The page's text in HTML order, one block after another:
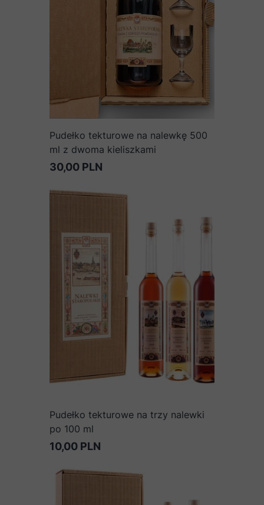
Pudełko tekturowe na nalewkę 500
ml z dwoma kieliszkami
30,00 PLN
Pudełko tekturowe na trzy nalewki
po 100 ml
10,00 PLN